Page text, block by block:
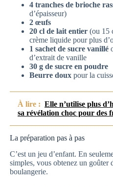
4 tranches de brioche
d’épaisseur)
2 œufs
20 cl de lait entier (ou 15
crème liquide pour plus
1 sachet de sucre vanillé
d’extrait de vanille
30 g de sucre en poudre
Beurre doux pour la
À lire : Elle n’utilise plus
sa révélation choc pour des
La préparation pas à pas
C’est un jeu d’enfant. En
simples, vous obtenez un goûter
boulangerie.